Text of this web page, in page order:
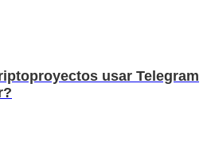
usar Telegram